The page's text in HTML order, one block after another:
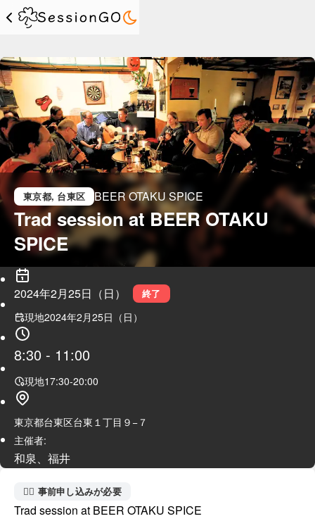
東京都, 台東区 BEER OTAKU SPICE
Trad session at BEER OTAKU
SPICE
2024年2月25日（日） 終了
現地2024年2月25日（日）
8:30 - 11:00
現地17:30-20:00
東京都台東区台東１丁目９−７
主催者:
和泉、福井
🙋‍♀️ 事前申し込みが必要
Trad session at BEER OTAKU SPICE